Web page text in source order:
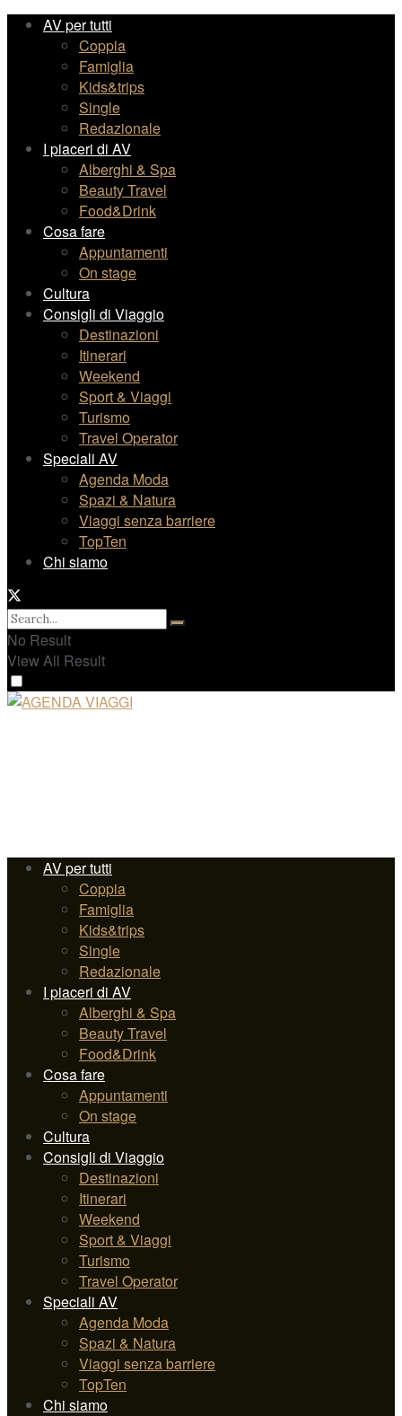
AV per tutti
Coppia
Famiglia
Kids&trips
Single
Redazionale
I piaceri di AV
Alberghi & Spa
Beauty Travel
Food&Drink
Cosa fare
Appuntamenti
On stage
Cultura
Consigli di Viaggio
Destinazioni
Itinerari
Weekend
Sport & Viaggi
Turismo
Travel Operator
Speciali AV
Agenda Moda
Spazi & Natura
Viaggi senza barriere
TopTen
Chi siamo
No Result
View All Result
AV per tutti
Coppia
Famiglia
Kids&trips
Single
Redazionale
I piaceri di AV
Alberghi & Spa
Beauty Travel
Food&Drink
Cosa fare
Appuntamenti
On stage
Cultura
Consigli di Viaggio
Destinazioni
Itinerari
Weekend
Sport & Viaggi
Turismo
Travel Operator
Speciali AV
Agenda Moda
Spazi & Natura
Viaggi senza barriere
TopTen
Chi siamo